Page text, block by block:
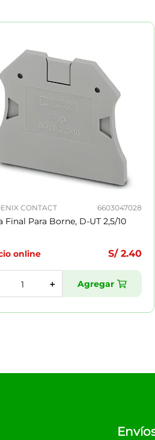
CONTACT 6603047028
Final Para Borne, D-UT 2,5/10
online S/ 2.40
＋ Agregar